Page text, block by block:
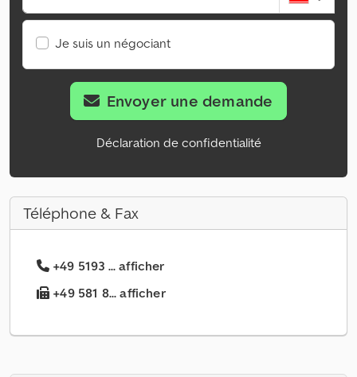
Je suis un négociant
Envoyer une demande
Déclaration de confidentialité
Téléphone & Fax
+49 5193 ... afficher
+49 581 8... afficher